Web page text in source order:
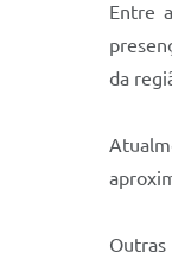
Entre
da
Outras